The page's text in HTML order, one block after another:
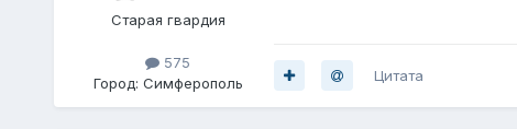
Старая гвардия
575
Город: Симферополь Цитата